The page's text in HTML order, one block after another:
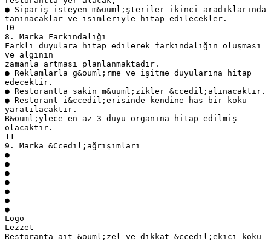
● Sipariş isteyen m&uuml;şteriler ikinci aradıklarında
tanınacaklar ve isimleriyle hitap edilecekler.
10
8. Marka Farkındalığı
Farklı duyulara hitap edilerek farkındalığın oluşması
ve algının
zamanla artması planlanmaktadır.
● Reklamlarla g&ouml;rme ve işitme duyularına hitap
edecektir.
● Restorantta sakin m&uuml;zikler &ccedil;alınacaktır.
● Restorant i&ccedil;erisinde kendine has bir koku
yaratılacaktır.
B&ouml;ylece en az 3 duyu organına hitap edilmiş
olacaktır.
11
9. Marka &Ccedil;ağrışımları
●
●
●
●
●
●
●
Logo
Lezzet
Restoranta ait &ouml;zel ve dikkat &ccedil;ekici koku